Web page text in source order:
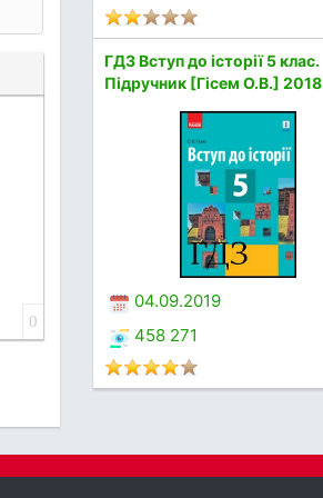
0
ГДЗ Вступ до історії 5 клас.
Підручник [Гісем О.В.] 2018
04.09.2019
458 271